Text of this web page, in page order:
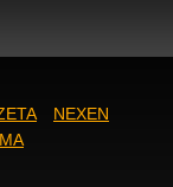
NEXEN